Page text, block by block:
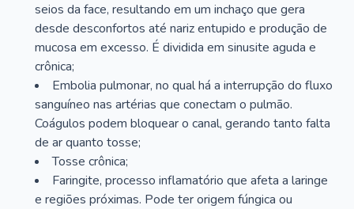
seios da face, resultando em um inchaço que gera
desde desconfortos até nariz entupido e produção de
mucosa em excesso. É dividida em sinusite aguda e
crônica;
Embolia pulmonar, no qual há a interrupção do fluxo
sanguíneo nas artérias que conectam o pulmão.
Coágulos podem bloquear o canal, gerando tanto falta
de ar quanto tosse;
Tosse crônica;
Faringite, processo inflamatório que afeta a laringe
e regiões próximas. Pode ter origem fúngica ou